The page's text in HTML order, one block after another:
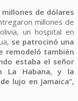
de dólares
millones de
un hospital en
se patrocinó una
remodeló también
estaba el señor
La Habana, y la
lujo en Jamaica”,